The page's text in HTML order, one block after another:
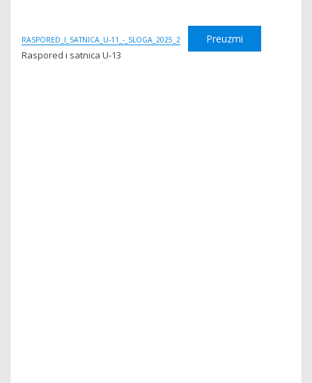
RASPORED_I_SATNICA_U-11_-_SLOGA_2025_2 Preuzmi
Raspored i satnica U-13